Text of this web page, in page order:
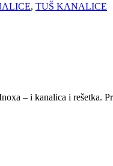
, TUŠ KANALICE
– i kanalica i rešetka.